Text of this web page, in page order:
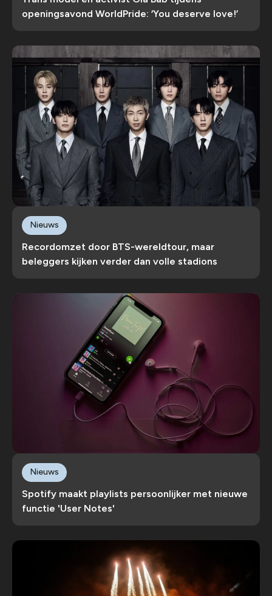
openingsavond WorldPride: ‘You deserve love!’
Recordomzet door BTS-wereldtour, maar
beleggers kijken verder dan volle stadions
Nieuws
Spotify maakt playlists persoonlijker met nieuwe
functie 'User Notes'
Nieuws